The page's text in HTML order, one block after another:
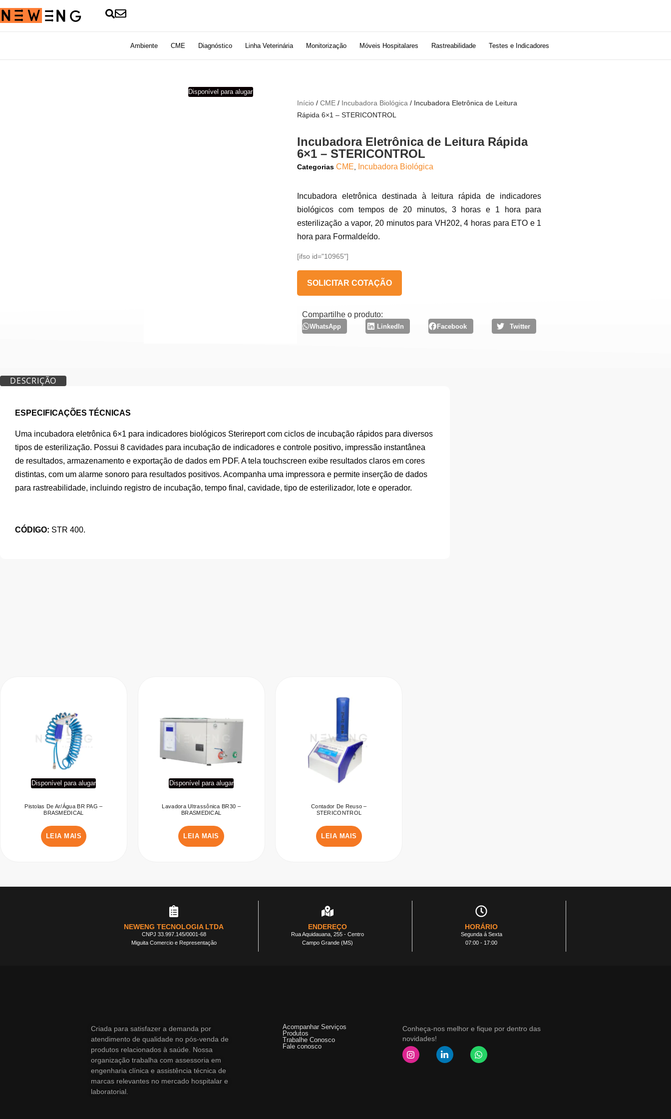
Ambiente CME Diagnóstico Linha Veterinária Monitorização Móveis Hospitalares Rastreabilidade Testes e Indicadores
Disponível para alugar
Início /CME / Incubadora Biológica / Incubadora Eletrônica de Leitura
Rápida 6×1 – STERICONTROL
Incubadora Eletrônica de Leitura Rápida
6×1 – STERICONTROL
Categorias CME Incubadora Biológica
Incubadora eletrônica destinada à leitura rápida de indicadores
biológicos com tempos de 20 minutos, 3 horas e 1 hora para
esterilização a vapor, 20 minutos para VH202, 4 horas para ETO e 1
hora para Formaldeído.
[ifso id="10965"]
SOLICITAR COTAÇÃO
Compartilhe o produto:
WhatsApp LinkedIn Facebook Twitter
DESCRIÇÃO
ESPECIFICAÇÕES TÉCNICAS
Uma incubadora eletrônica 6×1 para indicadores biológicos Sterireport com ciclos de incubação rápidos para diversos
tipos de esterilização. Possui 8 cavidades para incubação de indicadores e controle positivo, impressão instantânea
de resultados, armazenamento e exportação de dados em PDF. A tela touchscreen exibe resultados claros em cores
distintas, com um alarme sonoro para resultados positivos. Acompanha uma impressora e permite inserção de dados
para rastreabilidade, incluindo registro de incubação, tempo final, cavidade, tipo de esterilizador, lote e operador.
CÓDIGO: STR 400.
Disponível para alugar
Pistolas De Ar/Água BR PAG –
BRASMEDICAL
LEIA MAIS
Disponível para alugar
Lavadora Ultrassônica BR30 –
BRASMEDICAL
LEIA MAIS
Contador De Reuso –
STERICONTROL
LEIA MAIS
NEWENG TECNOLOGIA LTDA
CNPJ 33.997.145/0001-68
Miguita Comercio e Representação
ENDEREÇO
Rua Aquidauana, 255 - Centro
Campo Grande (MS)
HORÁRIO
Segunda á Sexta
07:00 - 17:00
Criada para satisfazer a demanda por
atendimento de qualidade no pós-venda de
produtos relacionados à saúde. Nossa
organização trabalha com assessoria em
engenharia clínica e assistência técnica de
marcas relevantes no mercado hospitalar e
laboratorial.
Acompanhar Serviços
Produtos
Trabalhe Conosco
Fale conosco
Conheça-nos melhor e fique por dentro das
novidades!